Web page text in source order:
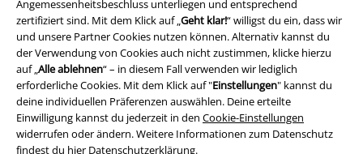
Angemessenheitsbeschluss unterliegen und entsprechend
zertifiziert sind. Mit dem Klick auf „Geht klar!“ willigst du ein, dass wir
und unsere Partner Cookies nutzen können. Alternativ kannst du
der Verwendung von Cookies auch nicht zustimmen, klicke hierzu
auf „Alle ablehnen“ – in diesem Fall verwenden wir lediglich
erforderliche Cookies. Mit dem Klick auf "Einstellungen" kannst du
deine individuellen Präferenzen auswählen. Deine erteilte
Einwilligung kannst du jederzeit in den Cookie-Einstellungen
widerrufen oder ändern. Weitere Informationen zum Datenschutz
findest du hier Datenschutzerklärung.
AGB
Impressum
Datenschutz
Entsorgung und Umweltschutz